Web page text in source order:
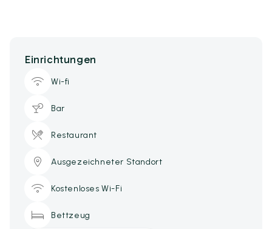
Einrichtungen
Wi-fi
Bar
Restaurant
Ausgezeichneter Standort
Kostenloses Wi-Fi
Bettzeug